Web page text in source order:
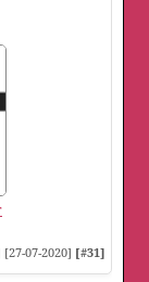
07-2020] [#31]